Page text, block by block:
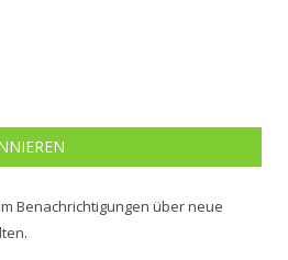
Benachrichtigungen über neue